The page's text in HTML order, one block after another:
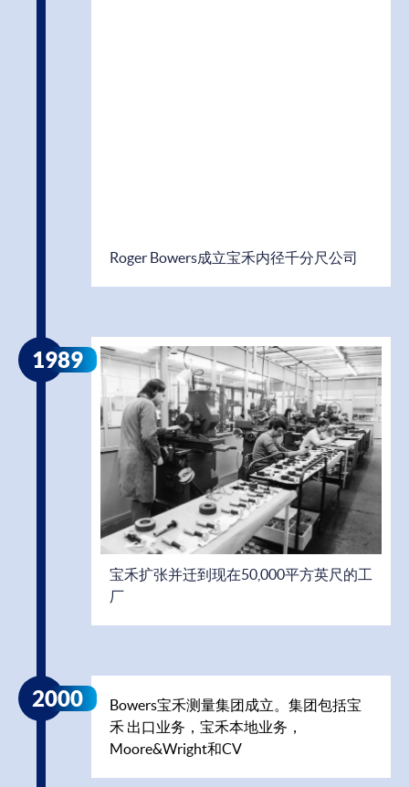
Roger Bowers成立宝禾内径千分尺公司
1989
宝禾扩张并迁到现在50,000平方英尺的工
厂
2000
Bowers宝禾测量集团成立。集团包括宝
禾 出口业务，宝禾本地业务，
Moore&Wright和CV